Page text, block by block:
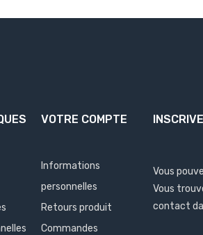
VOTRE COMPTE
Informations
personnelles
Retours produit
Commandes
Vous
Vous
contact